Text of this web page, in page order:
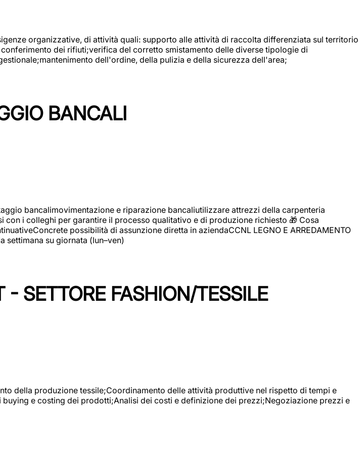
organizzative, di attività quali: supporto alle attività di raccolta differenziata sul territorio
dei rifiuti;verifica del corretto smistamento delle diverse tipologie di
dell'ordine, della pulizia e della sicurezza dell'area;
BANCALI
bancalimovimentazione e riparazione bancaliutilizzare attrezzi della carpenteria
i colleghi per garantire il processo qualitativo e di produzione richiesto 🎁 Cosa
possibilità di assunzione diretta in aziendaCCNL LEGNO E ARREDAMENTO
settimana su giornata (lun–ven)
SETTORE FASHION/TESSILE
della produzione tessile;Coordinamento delle attività produttive nel rispetto di tempi e
e costing dei prodotti;Analisi dei costi e definizione dei prezzi;Negoziazione prezzi e